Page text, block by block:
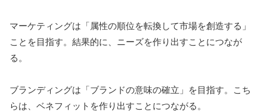
マーケティングは「属性の順位を転換して市場を創造する」
ことを目指す。結果的に、ニーズを作り出すことにつなが
る。
ブランディングは「ブランドの意味の確立」を目指す。こち
らは、ベネフィットを作り出すことにつながる。